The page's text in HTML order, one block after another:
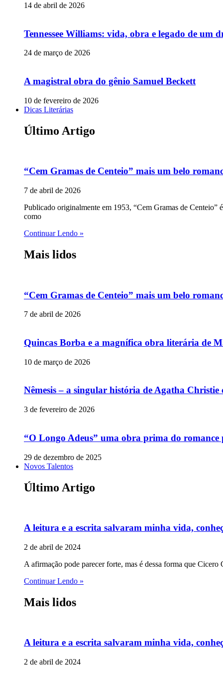
14 de abril de 2026
Tennessee Williams: vida, obra e legado de um
24 de março de 2026
A magistral obra do gênio Samuel Beckett
10 de fevereiro de 2026
Dicas Literárias
Último Artigo
“Cem Gramas de Centeio” mais um belo
7 de abril de 2026
Publicado originalmente em 1953, “Cem Gramas de Centeio”
como
Continuar Lendo »
Mais lidos
“Cem Gramas de Centeio” mais um belo
7 de abril de 2026
Quincas Borba e a magnífica obra literária de
10 de março de 2026
Nêmesis – a singular história de Agatha
3 de fevereiro de 2026
“O Longo Adeus” uma obra prima do
29 de dezembro de 2025
Novos Talentos
Último Artigo
A leitura e a escrita salvaram minha vida,
2 de abril de 2024
A afirmação pode parecer forte, mas é dessa forma que
Continuar Lendo »
Mais lidos
A leitura e a escrita salvaram minha vida,
2 de abril de 2024